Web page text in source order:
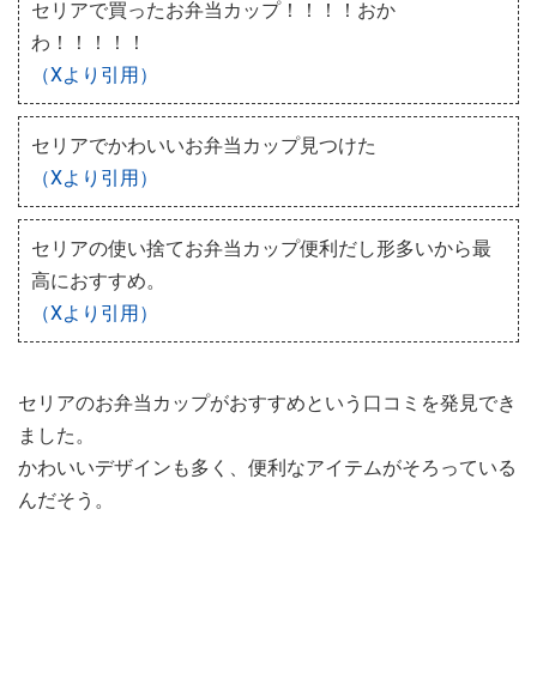
セリアで買ったお弁当カップ！！！！おか
わ！！！！！
（Xより引用）
セリアでかわいいお弁当カップ見つけた
（Xより引用）
セリアの使い捨てお弁当カップ便利だし形多いから最
高におすすめ。
（Xより引用）
セリアのお弁当カップがおすすめという口コミを発見でき
ました。
かわいいデザインも多く、便利なアイテムがそろっている
んだそう。